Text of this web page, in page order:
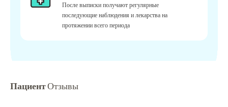
После выписки получают регулярные
последующие наблюдения и лекарства на
протяжении всего периода
ПациентОтзывы